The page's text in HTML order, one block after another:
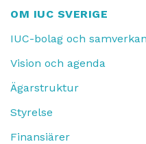
OM IUC SVERIGE
IUC-bolag och
Vision och agenda
Ägarstruktur
Styrelse
Finansiärer